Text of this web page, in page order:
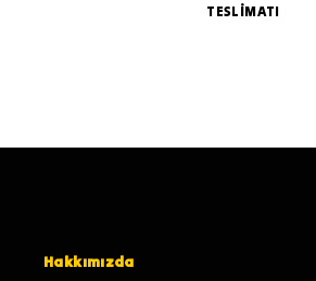
TESLİMATI
Hakkımızda